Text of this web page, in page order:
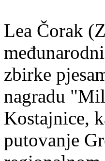
Lea Čorak
zbirke
nagradu
Kostajnice,
putovanje